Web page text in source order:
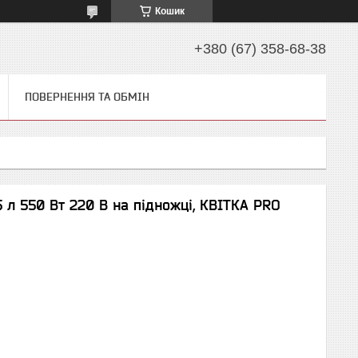
Кошик
+380 (67) 358-68-38
ПОВЕРНЕННЯ ТА ОБМІН
л 550 Вт 220 В на підножці, КВІТКА PRO